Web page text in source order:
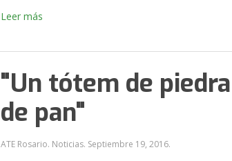
Leer más
"Un tótem de
de pan"
ATE Rosario. Noticias. Septiembre 19, 2016.